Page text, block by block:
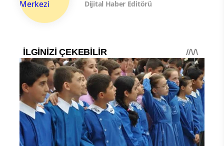
Dijital Haber Editörü